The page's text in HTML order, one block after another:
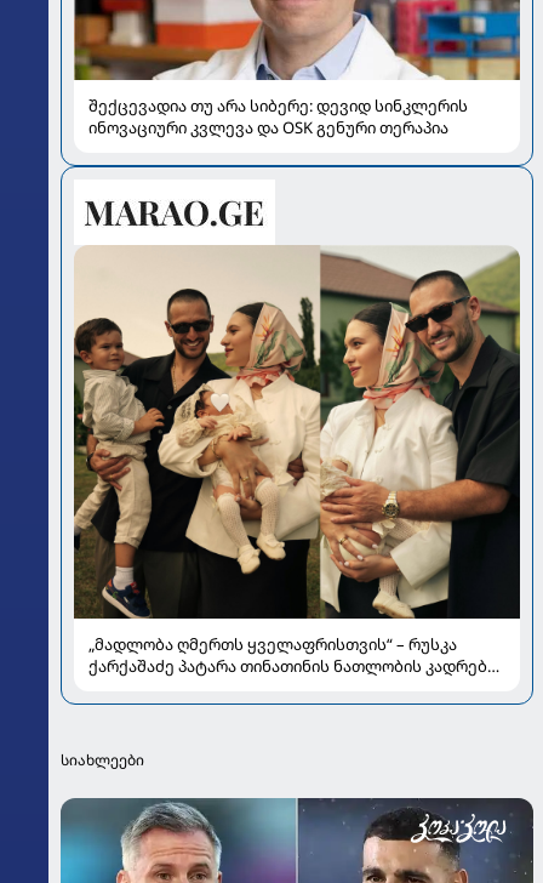
შექცევადია თუ არა სიბერე: დევიდ სინკლერის
ინოვაციური კვლევა და OSK გენური თერაპია
„მადლობა ღმერთს ყველაფრისთვის“ – რუსკა
ქარქაშაძე პატარა თინათინის ნათლობის კადრებს
სიახლეები